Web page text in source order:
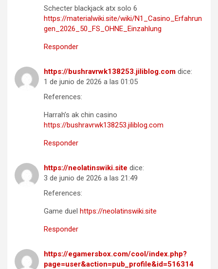
Schecter blackjack atx solo 6
https://materialwiki.site/wiki/N1_Casino_Erfahrun
gen_2026_50_FS_OHNE_Einzahlung
Responder
https://bushravrwk138253.jiliblog.com dice:
1 de junio de 2026 a las 01:05
References:
Harrah’s ak chin casino
https://bushravrwk138253.jiliblog.com
Responder
https://neolatinswiki.site dice:
3 de junio de 2026 a las 21:49
References:
Game duel https://neolatinswiki.site
Responder
https://egamersbox.com/cool/index.php?
page=user&action=pub_profile&id=516314